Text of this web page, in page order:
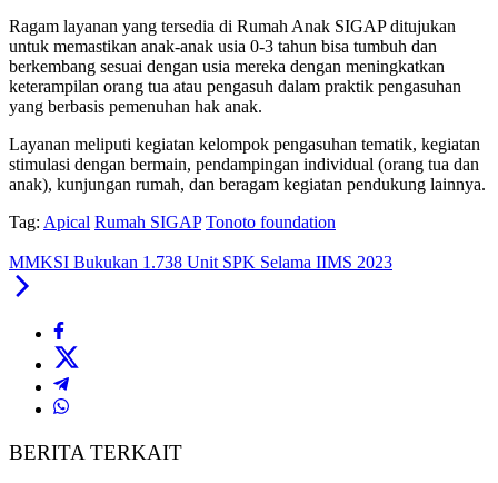
Ragam layanan yang tersedia di Rumah Anak SIGAP ditujukan
untuk memastikan anak-anak usia 0-3 tahun bisa tumbuh dan
berkembang sesuai dengan usia mereka dengan meningkatkan
keterampilan orang tua atau pengasuh dalam praktik pengasuhan
yang berbasis pemenuhan hak anak.
Layanan meliputi kegiatan kelompok pengasuhan tematik, kegiatan
stimulasi dengan bermain, pendampingan individual (orang tua dan
anak), kunjungan rumah, dan beragam kegiatan pendukung lainnya.
Tag: Apical Rumah SIGAP Tonoto foundation
MMKSI Bukukan 1.738 Unit SPK Selama IIMS 2023
BERITA TERKAIT